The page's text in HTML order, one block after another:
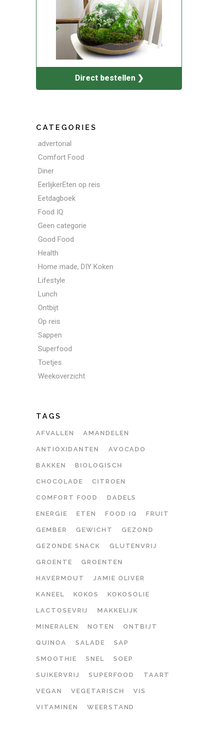
Direct bestellen ❯
CATEGORIES
advertorial
Comfort Food
Diner
EerlijkerEten op reis
Eetdagboek
Food IQ
Geen categorie
Good Food
Health
Home made, DIY Koken
Lifestyle
Lunch
Ontbijt
Op reis
Sappen
Superfood
Toetjes
Weekoverzicht
TAGS
AFVALLEN AMANDELEN
ANTIOXIDANTEN AVOCADO
BAKKEN BIOLOGISCH
CHOCOLADE CITROEN
COMFORT FOOD DADELS
ENERGIE ETEN FOOD IQ FRUIT
GEMBER GEWICHT GEZOND
GEZONDE SNACK GLUTENVRIJ
GROENTE GROENTEN
HAVERMOUT JAMIE OLIVER
KANEEL KOKOS KOKOSOLIE
LACTOSEVRIJ MAKKELIJK
MINERALEN NOTEN ONTBIJT
QUINOA SALADE SAP
SMOOTHIE SNEL SOEP
SUIKERVRIJ SUPERFOOD TAART
VEGAN VEGETARISCH VIS
VITAMINEN WEERSTAND